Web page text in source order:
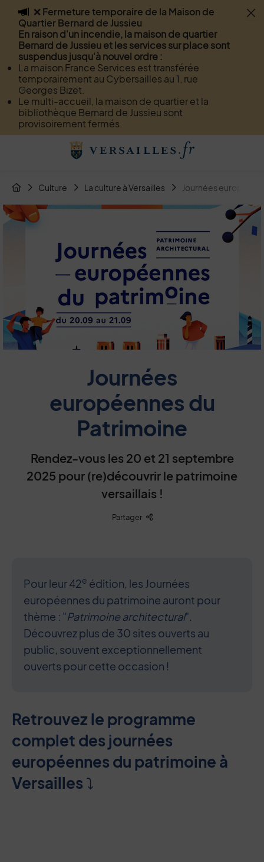
Flash info
❌ Fermeture temporaire de la Maison de
Quartier Bernard de Jussieu
En raison d'un incendie, la maison de quartier
Bernard de Jussieu et les services sur place sont
suspendus jusqu'à nouvel ordre :
La maison France Services est transférée
temporairement au Cybersailles au 1, rue
Georges Bizet.
Le multi-accueil, la maison de quartier et la
bibliothèque Bernard de Jussieu sont
provisoirement fermés.
Menu de raccourcis
Menu
Recherche
Page de contact
Contenu
Retour à l'accueil
Fil d'Arianne de la page
Page d'accueil du site
Culture La culture à Versailles Journées
Image d'illustration de Journées européennes du
Journées
européennes du
Patrimoine
Rendez-vous les 20 et 21 septembre
2025 pour (re)découvrir le patrimoine
versaillais !
Partager Liste des liens de partage
Pour leur 42e édition, les Journées
européennes du patrimoine auront pour
thème : "Patrimoine architectural".
Découvrez plus de 30 sites ouverts au
public, souvent exceptionnellement
ouverts pour cette occasion !
Retrouvez le programme
complet des journées
européennes du patrimoine à
Versailles ⤵︎